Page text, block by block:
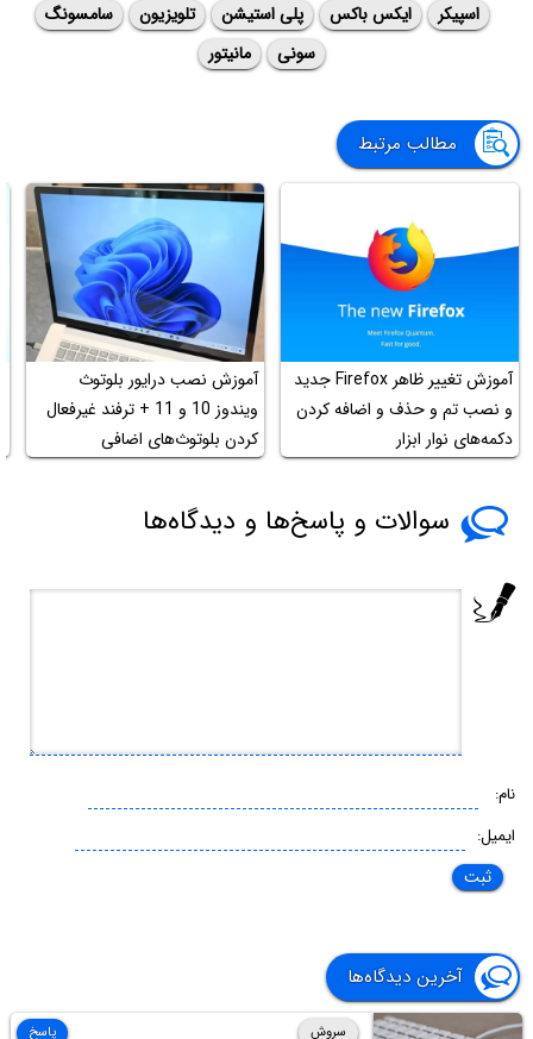
اسپیکر
ایکس باکس پلی استیشن تلویزیون
سامسونگ
سونی
مانیتور
مطالب مرتبط
آموزش تغییر ظاهر Firefox جدید
و نصب تم و حذف و اضافه کردن
دکمه‌های نوار ابزار
آموزش نصب درایور بلوتوث
ویندوز 10 و 11 + ترفند غیرفعال
کردن بلوتوث‌های اضافی
سوالات و پاسخ‌ها و دیدگاه‌ها
نام:
ایمیل:
آخرین دیدگاه‌ها
سروش
پاسخ